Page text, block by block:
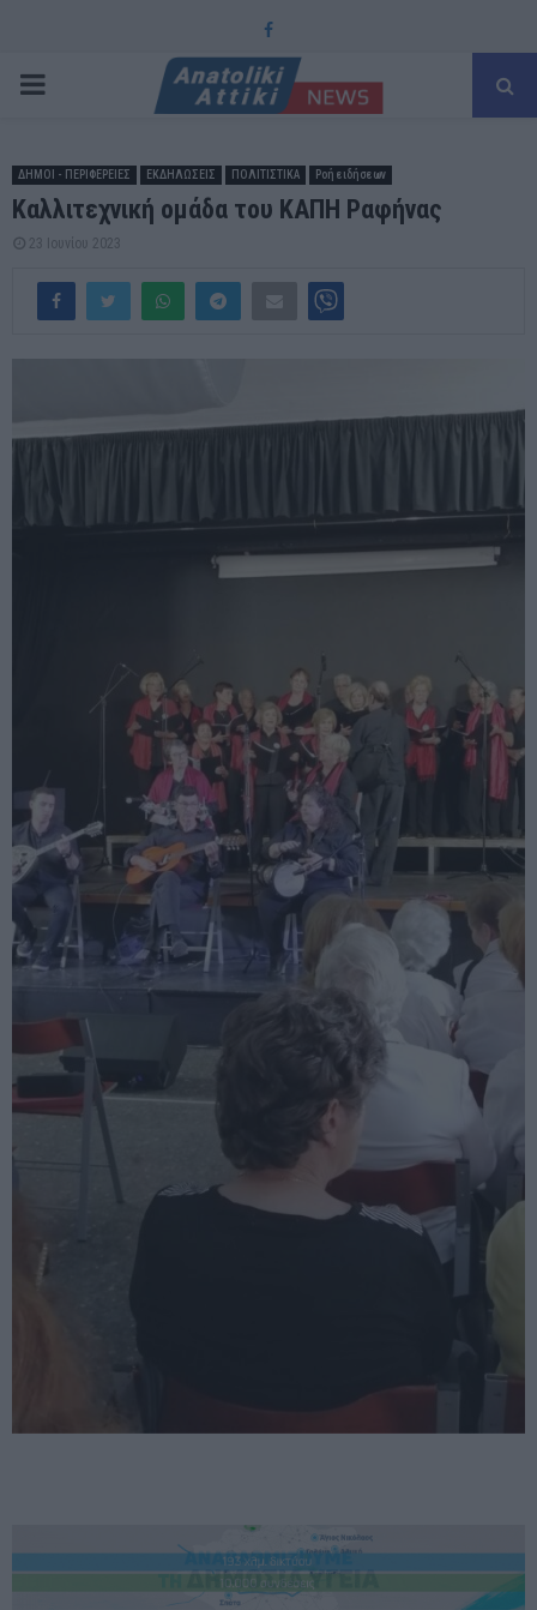
Facebook
PRIMARY
ΔΗΜΟΙ - ΠΕΡΙΦΕΡΕΙΕΣ ΕΚΔΗΛΩΣΕΙΣ ΠΟΛΙΤΙΣΤΙΚΑ Ροή ειδήσεων
Καλλιτεχνική ομάδα του ΚΑΠΗ Ραφήνας
23 Ιουνίου 2023